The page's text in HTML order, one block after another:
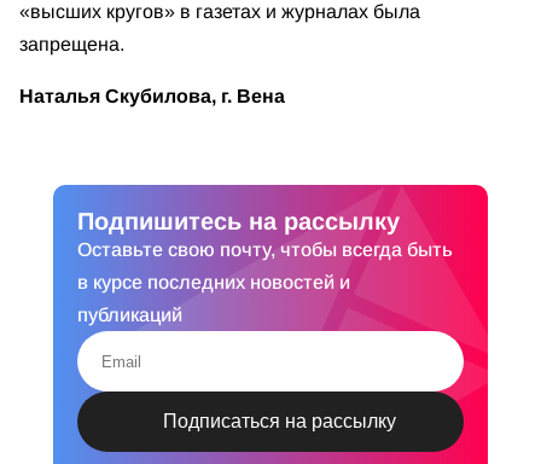
«высших кругов» в газетах и журналах была
запрещена.
Наталья Скубилова, г. Вена
Подпишитесь на рассылку
Оставьте свою почту, чтобы всегда быть
в курсе последних новостей и
публикаций